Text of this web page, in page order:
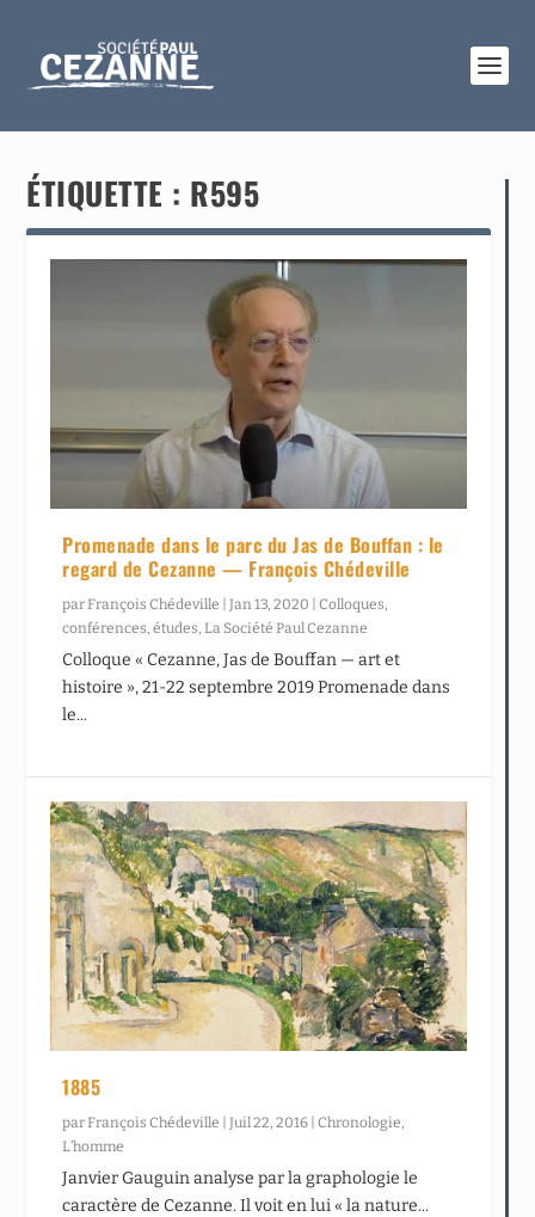
ÉTIQUETTE : R595
Promenade dans le parc du Jas de Bouffan : le
regard de Cezanne — François Chédeville
par François Chédeville |Jan 13, 2020 |Colloques,
conférences, études La Société Paul Cezanne
Colloque « Cezanne, Jas de Bouffan — art et
histoire », 21-22 septembre 2019 Promenade dans
le...
1885
par François Chédeville |Juil 22, 2016 |Chronologie
L’homme
Janvier Gauguin analyse par la graphologie le
caractère de Cezanne. Il voit en lui « la nature...